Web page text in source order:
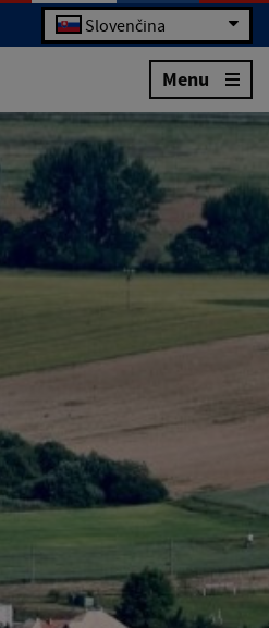
Slovenčina
Menu